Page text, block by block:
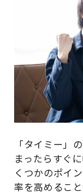
「タイミー」
まったらすぐ
くつかのポイ
率を高めるこ